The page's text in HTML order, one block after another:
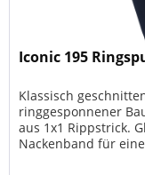
Iconic 195
Klassisch
ringgesponnener
aus 1x1 Rippstrick.
Nackenband für